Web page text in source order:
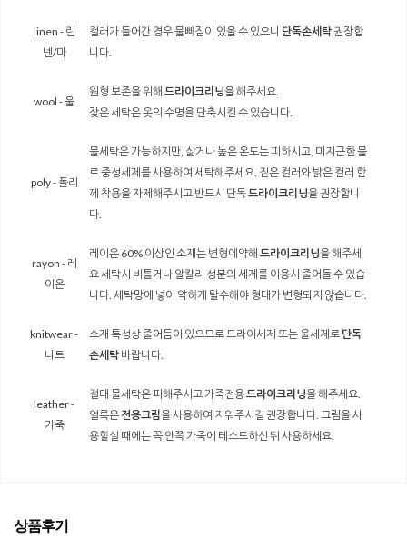
linen - 린
넨/마
컬러가 들어간 경우 물빠짐이 있을 수 있으니 단독손세탁권장합
니다.
wool - 울
원형 보존을 위해 드라이크리닝을 해주세요.
잦은 세탁은 옷의 수명을 단축시킬 수 있습니다.
poly - 폴리
물세탁은 가능하지만, 삶거나 높은 온도는 피하시고, 미지근한 물
로 중성세제를 사용하여 세탁해주세요. 짙은 컬러와 밝은 컬러 함
께 착용을 자제해주시고 반드시 단독드라이크리닝을 권장합니
다.
rayon - 레
이온
레이온 60% 이상인 소재는 변형에약해 드라이크리닝을 해주세
요 세탁시 비틀거나 알칼리 성분의 세제를 이용시 줄어들 수 있습
니다. 세탁망에 넣어 약하게 탈수해야 형태가 변형되지 않습니다.
knitwear -
니트
소재 특성상 줄어듬이 있으므로 드라이세제 또는 울세제로 단독
손세탁 바랍니다.
leather -
가죽
절대 물세탁은 피해주시고 가죽전용드라이크리닝을 해주세요.
얼룩은 전용크림을 사용하여 지워주시길 권장합니다. 크림을 사
용할실 때에는 꼭 안쪽 가죽에 테스트하신 뒤 사용하세요.
상품후기